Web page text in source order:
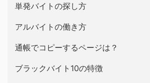
単発バイトの探し方
アルバイトの働き方
通帳でコピーするページは？
ブラックバイト10の特徴